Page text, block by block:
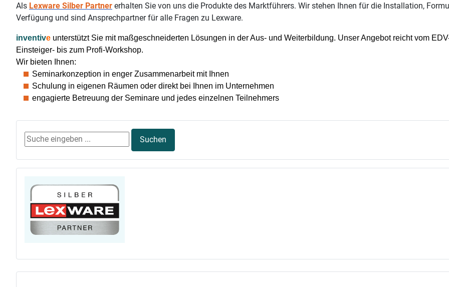
Als Lexware Silber Partner erhalten Sie von uns die Produkte des Marktführers. Wir stehen Ihnen für die Installation,
Verfügung und sind Ansprechpartner für alle Fragen zu Lexware.
inventive unterstützt Sie mit maßgeschneiderten Lösungen in der Aus- und Weiterbildung. Unser Angebot reicht vom
Einsteiger- bis zum Profi-Workshop.
Wir bieten Ihnen:
Seminarkonzeption in enger Zusammenarbeit mit Ihnen
Schulung in eigenen Räumen oder direkt bei Ihnen im Unternehmen
engagierte Betreuung der Seminare und jedes einzelnen Teilnehmers
Suchen ...
Suchen